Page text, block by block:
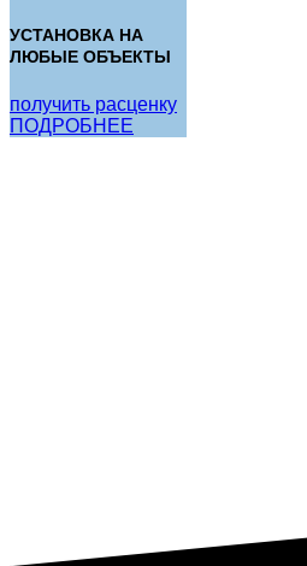
УСТАНОВКА НА
ЛЮБЫЕ ОБЪЕКТЫ
получить расценку
ПОДРОБНЕЕ